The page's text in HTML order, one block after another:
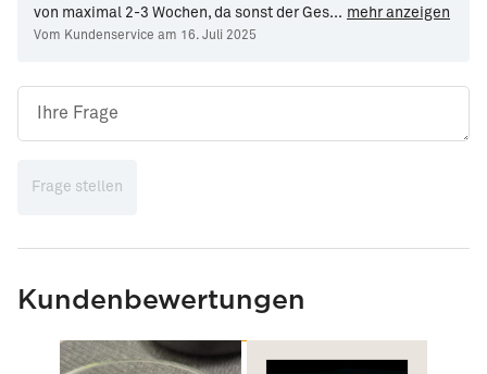
von maximal 2-3 Wochen, da sonst der Ges... mehr anzeigen
Vom Kundenservice am 16. Juli 2025
Frage stellen
Kundenbewertungen